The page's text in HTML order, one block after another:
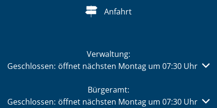
Anfahrt
Verwaltung:
Klicken, um weitere Öffnungs- oder Schließzeiten
Geschlossen: öffnet nächsten Montag um 07:30 Uhr
Bürgeramt:
Klicken, um weitere Öffnungs- oder Schließzeiten
Geschlossen: öffnet nächsten Montag um 07:30 Uhr